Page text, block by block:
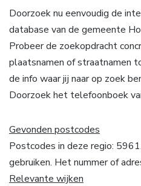
Doorzoek nu eenvoudig de
database van de gemeente
Probeer de zoekopdracht
plaatsnamen of straatnamen
de info waar jij naar op zoek
Doorzoek het telefoonboek
Gevonden postcodes
Postcodes in deze regio:
gebruiken. Het nummer of
Relevante wijken